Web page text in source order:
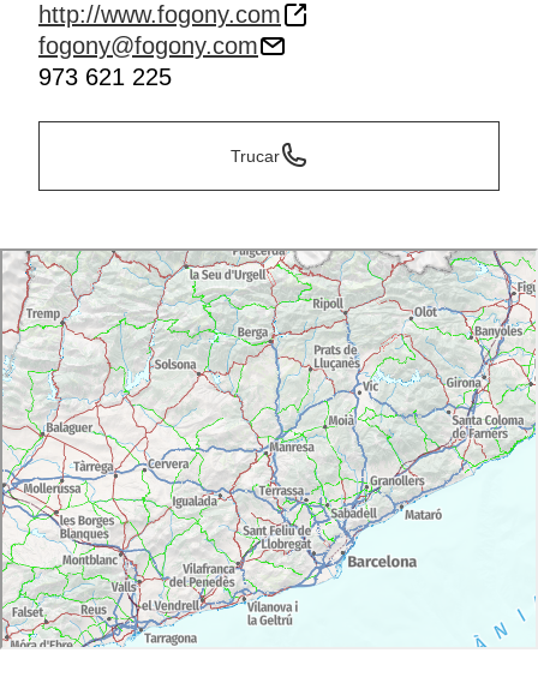
http://www.fogony.com
fogony@fogony.com
973 621 225
Trucar